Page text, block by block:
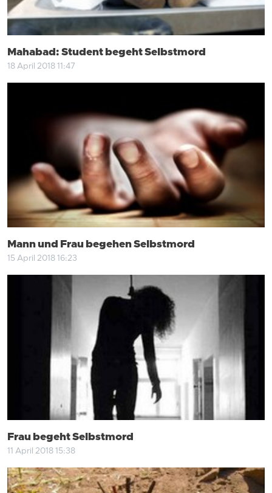
Mahabad: Student begeht Selbstmord
18 April 2018 11:47
Mann und Frau begehen Selbstmord
15 April 2018 16:23
Frau begeht Selbstmord
11 April 2018 15:38